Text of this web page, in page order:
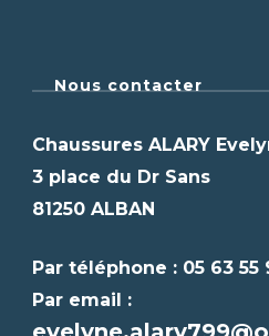
Nous contacter
Chaussures ALARY
3 place du Dr Sans
81250 ALBAN
Par téléphone : 05 63 55
Par email :